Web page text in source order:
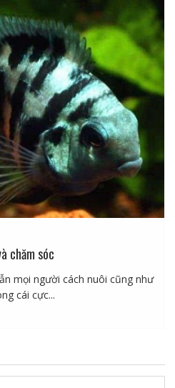
chăm sóc
mọi người cách nuôi cũng như
cái cực...